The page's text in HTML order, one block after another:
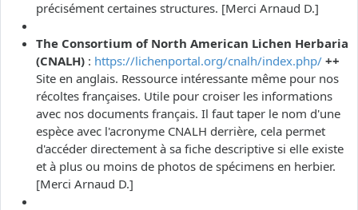
précisément certaines structures. [Merci Arnaud D.]
The Consortium of North American Lichen Herbaria
(CNALH) : https://lichenportal.org/cnalh/index.php/ ++
Site en anglais. Ressource intéressante même pour nos
récoltes françaises. Utile pour croiser les informations
avec nos documents français. Il faut taper le nom d'une
espèce avec l'acronyme CNALH derrière, cela permet
d'accéder directement à sa fiche descriptive si elle existe
et à plus ou moins de photos de spécimens en herbier.
[Merci Arnaud D.]